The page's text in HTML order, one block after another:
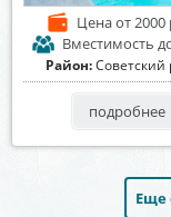
Ценаот 2000
Вместимость
Район:Советский
подробнее
Еще